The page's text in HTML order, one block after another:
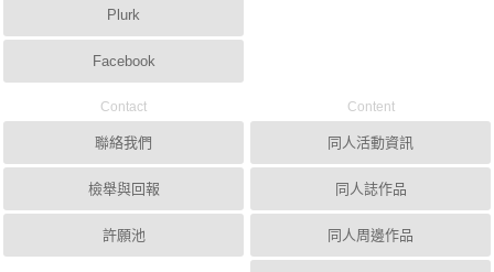
Plurk
Facebook
Contact
聯絡我們
檢舉與回報
許願池
Content
同人活動資訊
同人誌作品
同人周邊作品